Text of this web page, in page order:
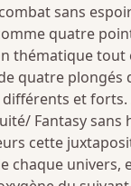
sans
quatre
thématique tout
quatre plongés
et forts.
Fantasy
cette
chaque univers,